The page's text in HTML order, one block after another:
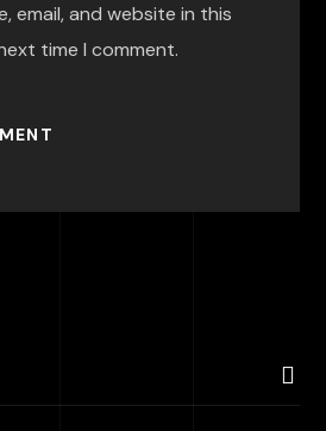
email, and website in this
time I comment.